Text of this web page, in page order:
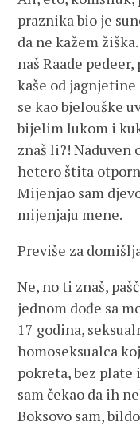
praznika bio je
da ne kažem
naš Raade
kaše od
se kao bjelouške
bijelim lukom i
znaš li?! Naduven
hetero štita
Mijenjao sam
mijenjaju mene.
Previše za
Ne, no ti znaš,
jednom dođe sa
17 godina,
homoseksualca
pokreta, bez plate
sam čekao da ih
Boksovo sam,